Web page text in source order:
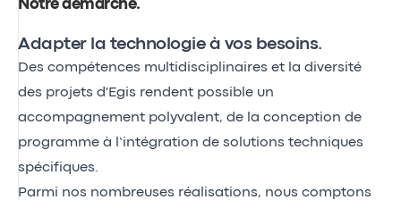
Notre démarche.
Adapter la technologie à vos besoins.
Des compétences multidisciplinaires et la diversité
des projets d'Egis rendent possible un
accompagnement polyvalent, de la conception de
programme à l’intégration de solutions techniques
spécifiques.
Parmi nos nombreuses réalisations, nous comptons